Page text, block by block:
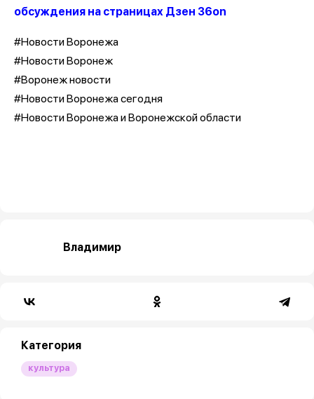
обсуждения на страницах Дзен 36on
#Новости Воронежа
#Новости Воронеж
#Воронеж новости
#Новости Воронежа сегодня
#Новости Воронежа и Воронежской области
Владимир
Категория
культура